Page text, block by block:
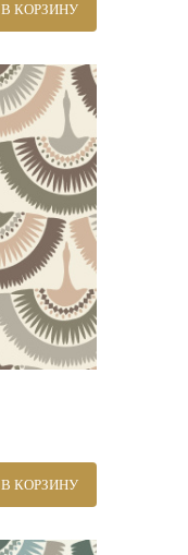
В КОРЗИНУ
В КОРЗИНУ